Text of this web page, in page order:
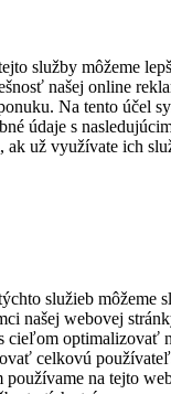
služby môžeme
našej online
Na tento účel
údaje s
ak už využívate ich
služieb môžeme
našej webovej
cieľom optimalizovať
celkovú
používame na tejto